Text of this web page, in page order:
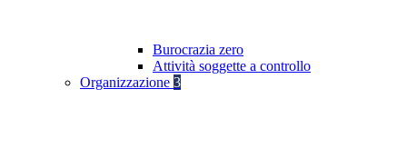
Burocrazia zero
Attività soggette a controllo
Organizzazione 3